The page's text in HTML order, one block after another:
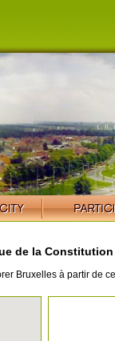
de la Constitution
Bruxelles à partir de